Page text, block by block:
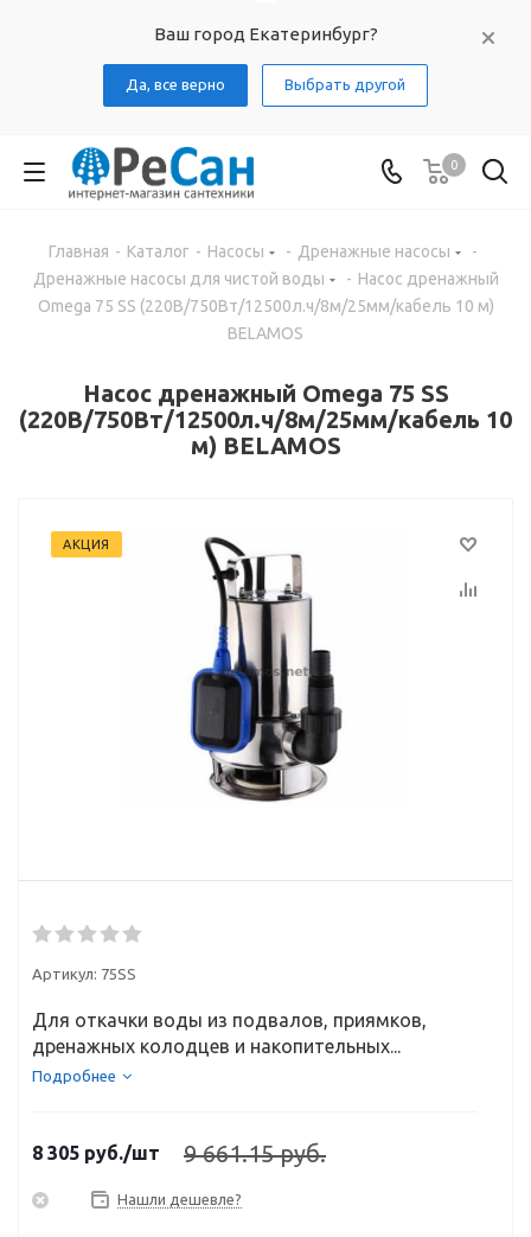
Ваш город Екатеринбург?
Да, все верно Выбрать другой
0
Главная - Каталог - Насосы - Дренажные насосы
-
Дренажные насосы для чистой воды
- Насос дренажный
Omega 75 SS (220В/750Вт/12500л.ч/8м/25мм/кабель 10 м)
BELAMOS
Насос дренажный Omega 75 SS
(220В/750Вт/12500л.ч/8м/25мм/кабель 10
м) BELAMOS
АКЦИЯ
Артикул: 75SS
Для откачки воды из подвалов, приямков,
дренажных колодцев и накопительных...
Подробнее
8 305 руб./шт 9 661.15 руб.
Нашли дешевле?